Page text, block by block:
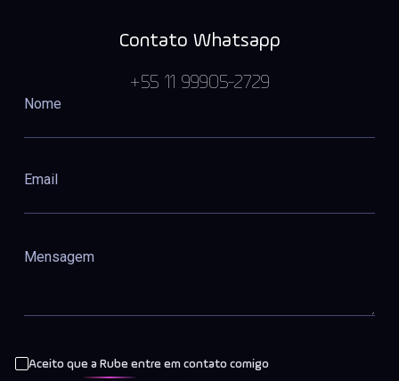
Contato Whatsapp
+55 11 99905-2729
Aceito que a Rube entre em contato comigo